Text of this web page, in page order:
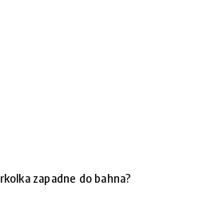
zapadne do bahna?